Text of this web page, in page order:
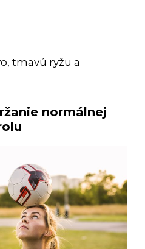
tmavú ryžu a
normálnej